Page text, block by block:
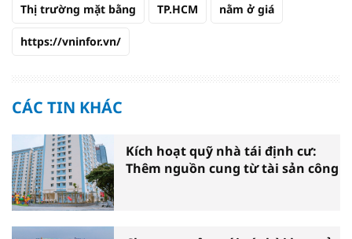
Thị trường mặt bằng TP.HCM nằm ở giá
https://vninfor.vn/
CÁC TIN KHÁC
Kích hoạt quỹ nhà tái định cư:
Thêm nguồn cung từ tài sản công